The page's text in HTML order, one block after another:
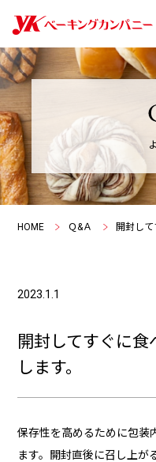
HOME Ｑ&Ａ 開封し
2023.1.1
開封してすぐに食
します。
保存性を高めるために包装
ます。開封直後に召し上が